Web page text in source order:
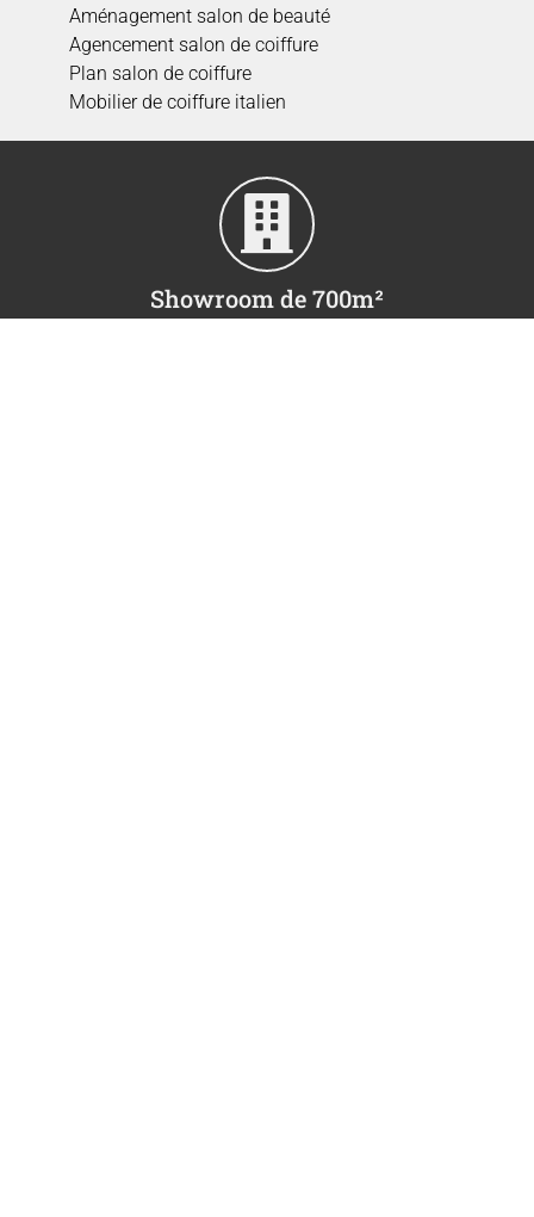
Aménagement salon de beauté
Agencement salon de coiffure
Plan salon de coiffure
Mobilier de coiffure italien
Showroom de 700m²